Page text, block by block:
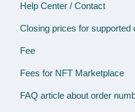
Help Center / Contact
Closing prices for supported
Fee
Fees for NFT Marketplace
FAQ article about order